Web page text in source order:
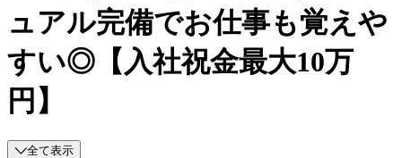
ュアル完備でお仕事も覚えや
すい◎【入社祝金最大10万
円】
全て表示